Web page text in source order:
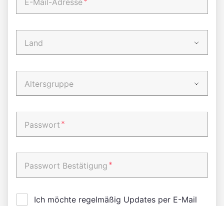
E-Mail-Adresse
Land
Altersgruppe
Passwort *
Passwort Bestätigung *
Ich möchte regelmäßig Updates per E-Mail